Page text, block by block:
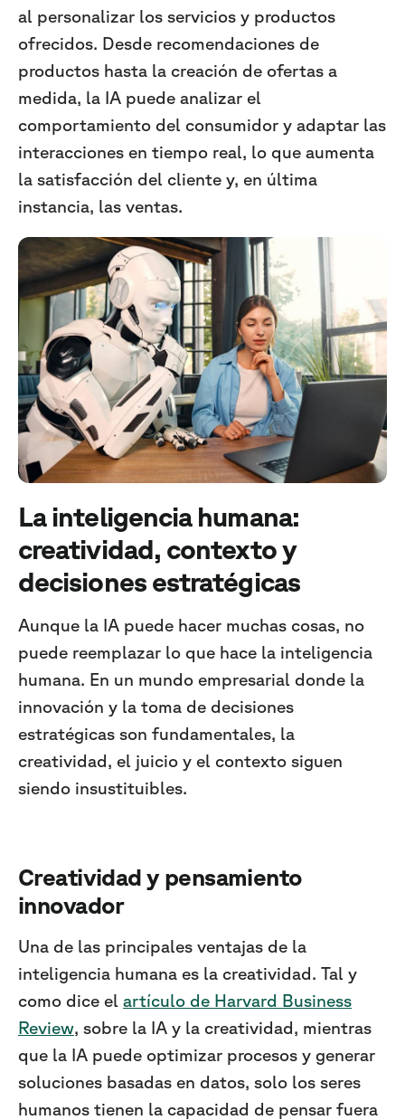
al personalizar los servicios y productos
ofrecidos. Desde recomendaciones de
productos hasta la creación de ofertas a
medida, la IA puede analizar el
comportamiento del consumidor y adaptar las
interacciones en tiempo real, lo que aumenta
la satisfacción del cliente y, en última
instancia, las ventas.
La inteligencia humana:
creatividad, contexto y
decisiones estratégicas
Aunque la IA puede hacer muchas cosas, no
puede reemplazar lo que hace la inteligencia
humana. En un mundo empresarial donde la
innovación y la toma de decisiones
estratégicas son fundamentales, la
creatividad, el juicio y el contexto siguen
siendo insustituibles.
Creatividad y pensamiento
innovador
Una de las principales ventajas de la
inteligencia humana es la creatividad. Tal y
como dice el artículo de Harvard Business
Review, sobre la IA y la creatividad, mientras
que la IA puede optimizar procesos y generar
soluciones basadas en datos, solo los seres
humanos tienen la capacidad de pensar fuera